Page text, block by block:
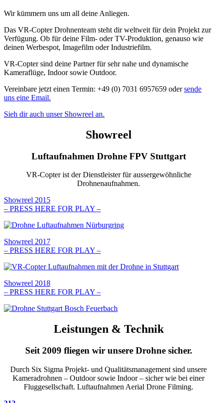
Wir kümmern uns um all deine Anliegen.
Das VR-Copter Drohnenteam steht dir weltweit für dein Projekt zur
Verfügung. Ob für deine Film- oder TV-Produktion, genauso wie
deinen Werbespot, Imagefilm oder Industriefilm.
VR-Copter sind deine Partner für sehr nahe und dynamische
Kameraflüge, Indoor sowie Outdoor.
Vereinbare jetzt einen Termin: +49 (0) 7031 6957659 odersende
uns eine Email.
Sieh dir auch unser Showreel an.
Showreel
Luftaufnahmen Drohne FPV Stuttgart
VR-Copter ist der Dienstleister für aussergewöhnliche
Drohnenaufnahmen.
Showreel 2015
– PRESS HERE FOR PLAY –
Showreel 2017
– PRESS HERE FOR PLAY –
Showreel 2018
– PRESS HERE FOR PLAY –
Leistungen & Technik
Seit 2009 fliegen wir unsere Drohne sicher.
Durch Six Sigma Projekt- und Qualitätsmanagement sind unsere
Kameradrohnen – Outdoor sowie Indoor – sicher wie bei einer
Fluggesellschaft. Luftaufnahmen Aerial Drone Filming.